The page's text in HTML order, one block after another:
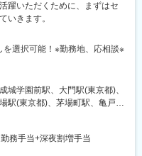
、駅前駅、蒲郡駅、豊川稲荷
、春日井駅(中央本線)、刈谷
崎駅、舞阪駅、新浜松駅、天
草薙駅(静岡鉄道線)、新清水
枝駅、島田駅(静岡県)、六合
豆急下田駅、修善寺駅、沼津
津川駅、美濃太田駅、高山
田駅(大阪府・阪急線)、本町
西大橋駅、北畠駅、今宮駅、
躍いただくために、まずはセ
いきます。
選択可能！※勤務地、応相談※
城学園前駅、大門駅(東京都)、
駅(東京都)、茅場町駅、亀戸
、芦花公園駅、六本木駅、新
、上野御徒町駅、岩本町駅、
務手当+深夜割増手当